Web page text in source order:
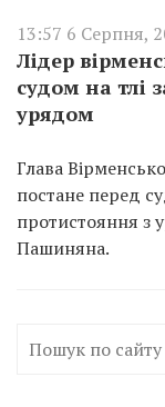
13:57 6 Серпня,
Лідер
судом на тлі
урядом
Глава
постане перед
протистояння з
Пашиняна.